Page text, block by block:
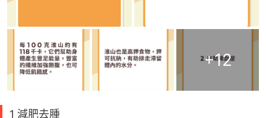
+12
1 減肥去腫